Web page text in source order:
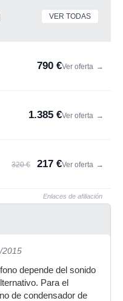
VER TODAS
790 €Ver oferta →
1.385 €Ver oferta →
320 € 217 €Ver oferta →
Enlaces de afiliación
2015
depende del sonido
Para el
de condensador de